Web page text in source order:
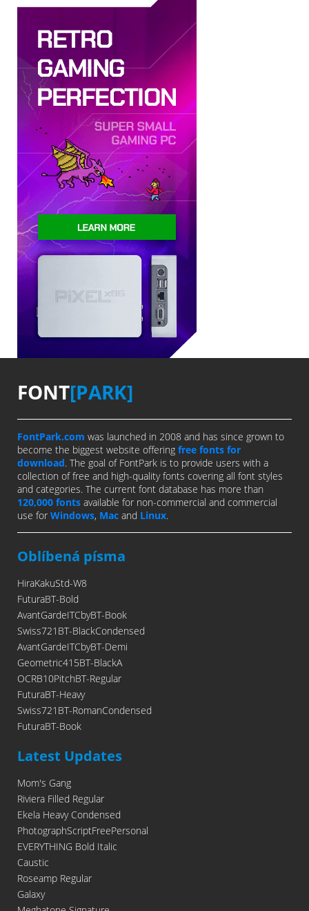
FONT[PARK]
FontPark.com was launched in 2008 and has since grown to
become the biggest website offering free fonts for
download. The goal of FontPark is to provide users with a
collection of free and high-quality fonts covering all font styles
and categories. The current font database has more than
120,000 fonts available for non-commercial and commercial
use for Windows, Mac and Linux.
Oblíbená písma
HiraKakuStd-W8
FuturaBT-Bold
AvantGardeITCbyBT-Book
Swiss721BT-BlackCondensed
AvantGardeITCbyBT-Demi
Geometric415BT-BlackA
OCRB10PitchBT-Regular
FuturaBT-Heavy
Swiss721BT-RomanCondensed
FuturaBT-Book
Latest Updates
Mom's Gang
Riviera Filled Regular
Ekela Heavy Condensed
PhotographScriptFreePersonal
EVERYTHING Bold Italic
Caustic
Roseamp Regular
Galaxy